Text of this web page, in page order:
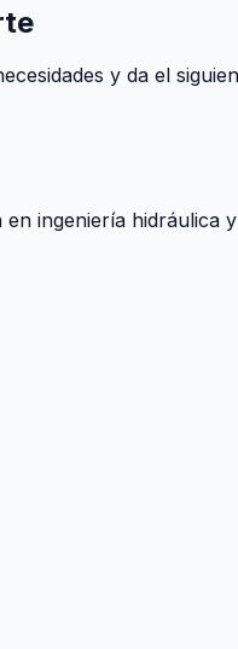
y da el
ingeniería hidráulica